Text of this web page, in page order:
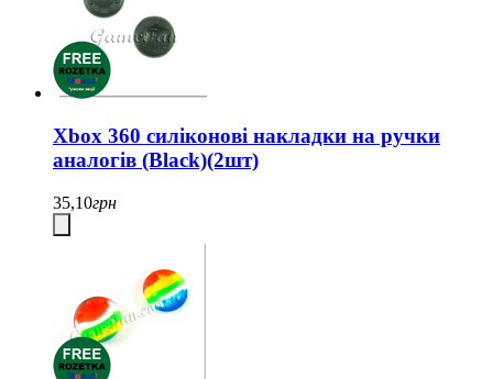
Xbox 360 силіконові накладки на ручки
аналогів (Black)(2шт)
35,10грн